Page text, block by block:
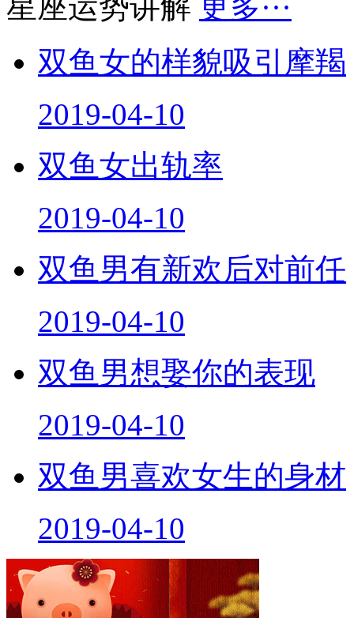
双鱼女的样貌吸引摩羯
2019-04-10
双鱼女出轨率
2019-04-10
双鱼男有新欢后对前任
2019-04-10
双鱼男想娶你的表现
2019-04-10
双鱼男喜欢女生的身材
2019-04-10